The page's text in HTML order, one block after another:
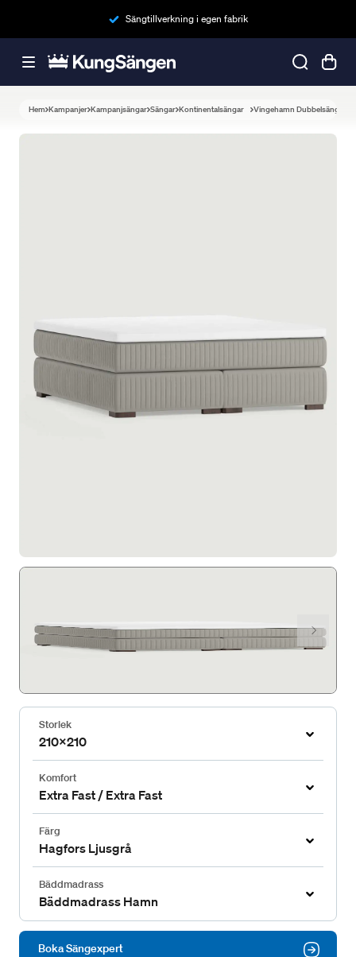
Sängtillverkning i egen fabrik
Hem Kampanjer Kampanjsängar Sängar Kontinentalsängar Vingehamn Dubbelsäng
Storlek
210x210
Komfort
Extra Fast / Extra Fast
Färg
Hagfors Ljusgrå
Bäddmadrass
Bäddmadrass Hamn
Boka Sängexpert